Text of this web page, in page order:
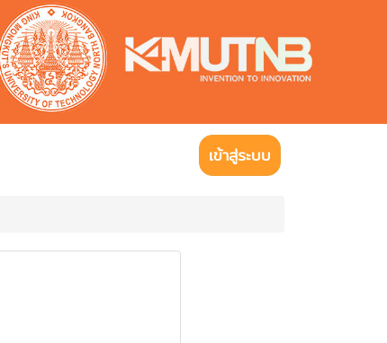
เข้าสู่ระบบ